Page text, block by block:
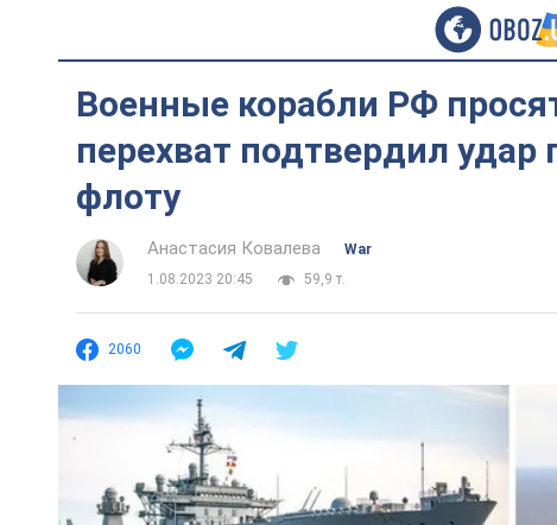
Военные корабли РФ
перехват подтвердил
флоту
Анастасия Ковалева
War
1.08.2023 20:45
59,9 т.
2060